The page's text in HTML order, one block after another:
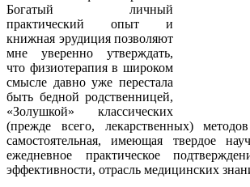
Богатый личный
практический опыт и
книжная эрудиция позволяют
мне уверенно утверждать,
что физиотерапия в широком
смысле давно уже перестала
быть бедной родственницей,
«Золушкой» классических
(прежде всего, лекарственных)
самостоятельная, имеющая твердое
ежедневное практическое
эффективности, отрасль медицинских